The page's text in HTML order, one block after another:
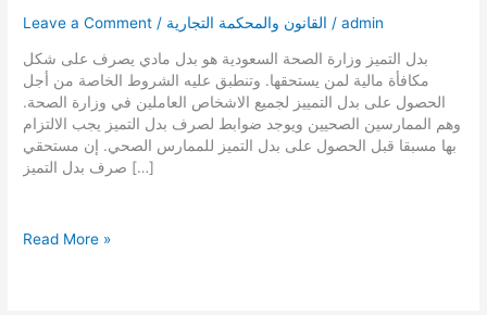
Leave a Comment / القانون والمحكمة التجارية /admin
بدل التميز وزارة الصحة السعودية هو بدل مادي يصرف على شكل
مكافأة مالية لمن يستحقها. وتنطبق عليه الشروط الخاصة من أجل
الحصول على بدل التمييز لجميع الاشخاص العاملين في وزارة الصحة.
وهم الممارسين الصحيين ويوجد ضوابط لصرف بدل التميز يجب الالتزام
بها مسبقا قبل الحصول على بدل التميز للممارس الصحي. إن مستحقي
صرف بدل التميز […]
شروط
Read More »